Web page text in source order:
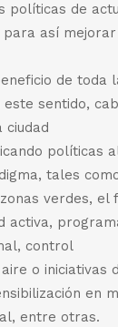
políticas de
para así
de toda
este sentido,
ciudad
políticas
tales
verdes, el
activa,
control
o iniciativas
en
entre otras.